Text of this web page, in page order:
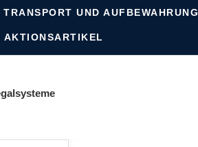
TRANSPORT UND AUFBEWAHRUNG
AKTIONSARTIKEL